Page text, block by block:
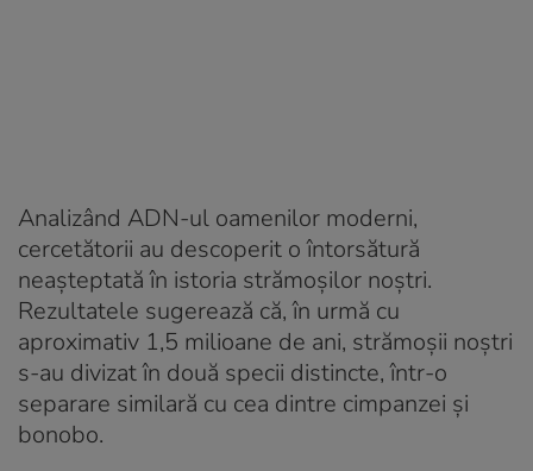
Analizând ADN-ul oamenilor moderni,
cercetătorii au descoperit o întorsătură
neașteptată în istoria strămoșilor noștri.
Rezultatele sugerează că, în urmă cu
aproximativ 1,5 milioane de ani, strămoșii noștri
s-au divizat în două specii distincte, într-o
separare similară cu cea dintre cimpanzei și
bonobo.